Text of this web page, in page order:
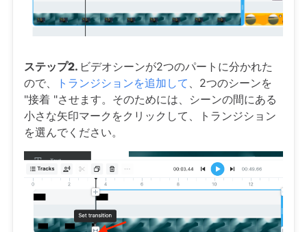
ステップ2. ビデオシーンが2つのパートに分かれた
ので、
トランジションを追加して 、2つのシーンを
"接着 "させます。そのためには、シーンの間にある
小さな矢印マークをクリックして、トランジション
を選んでください。